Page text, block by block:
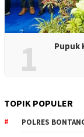
1 Pupuk
TOPIK POPULER
POLRES